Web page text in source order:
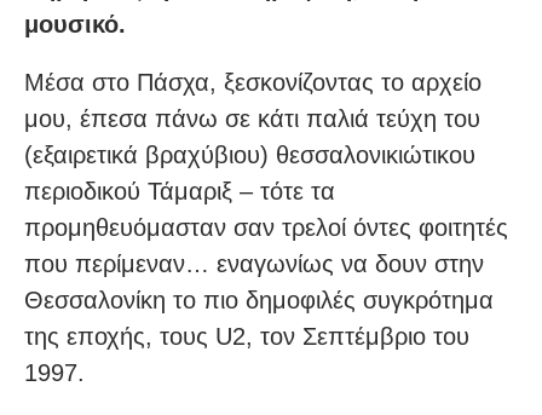
μουσικό.
Μέσα στο Πάσχα, ξεσκονίζοντας το αρχείο
μου, έπεσα πάνω σε κάτι παλιά τεύχη του
(εξαιρετικά βραχύβιου) θεσσαλονικιώτικου
περιοδικού Τάμαριξ – τότε τα
προμηθευόμασταν σαν τρελοί όντες φοιτητές
που περίμεναν… εναγωνίως να δουν στην
Θεσσαλονίκη το πιο δημοφιλές συγκρότημα
της εποχής, τους U2, τον Σεπτέμβριο του
1997.